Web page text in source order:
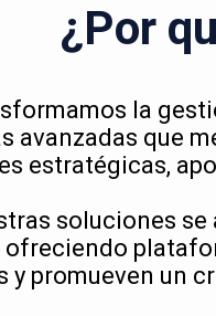
¿Por
la
avanzadas que
estratégicas,
soluciones
ofreciendo
y promueven un